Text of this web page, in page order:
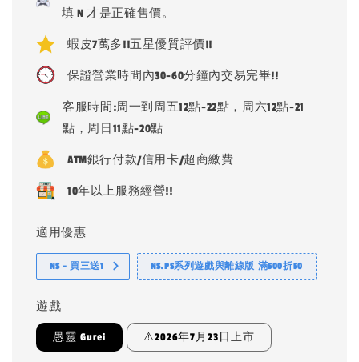
填 N 才是正確售價。
蝦皮7萬多!!五星優質評價!!
保證營業時間內30-60分鐘內交易完畢!!
客服時間:周一到周五12點-22點，周六12點-21
點，周日11點-20點
ATM銀行付款/信用卡/超商繳費
10年以上服務經營!!
適用優惠
NS - 買三送1 NS.PS系列遊戲與離線版 滿500折50
遊戲
愚靈 Gurei ⚠️2026年7月23日上市